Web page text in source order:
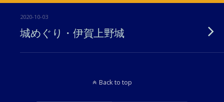
2020-10-03
城めぐり・伊賀上野城
Back to top